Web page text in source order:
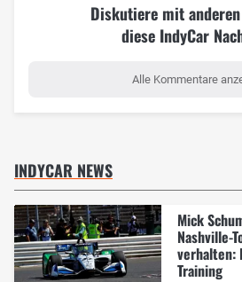
Diskutiere mit
diese IndyCar
Alle Kommentare
INDYCAR NEWS
Mick
Nashville-
verhalten:
Training